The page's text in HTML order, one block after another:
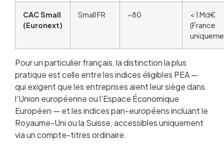
CAC Small
(Euronext)
Small FR ~80
< 1 Md€
(France
Pour un particulier français, la distinction la plus
pratique est celle entre les indices éligibles PEA —
qui exigent que les entreprises aient leur siège dans
l’Union européenne ou l’Espace Économique
Européen — et les indices pan-européens incluant le
Royaume-Uni ou la Suisse, accessibles uniquement
via un compte-titres ordinaire.